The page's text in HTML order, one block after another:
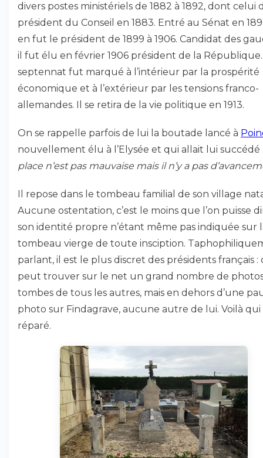
divers postes ministériels de 1882 à 1892, dont celui
président du Conseil en 1883. Entré au Sénat en
en fut le président de 1899 à 1906. Candidat des
il fut élu en février 1906 président de la
septennat fut marqué à l’intérieur par la prospérité
économique et à l’extérieur par les tensions franco-
allemandes. Il se retira de la vie politique en 1913.
On se rappelle parfois de lui la boutade lancé à
nouvellement élu à l’Elysée et qui allait lui succédé
place n’est pas mauvaise mais il n’y a pas
Il repose dans le tombeau familial de son village
Aucune ostentation, c’est le moins que l’on puisse
son identité propre n’étant même pas indiquée sur
tombeau vierge de toute insciption.
parlant, il est le plus discret des présidents français :
peut trouver sur le net un grand nombre de
tombes de tous les autres, mais en dehors d’une
photo sur Findagrave, aucune autre de lui. Voilà qui
réparé.